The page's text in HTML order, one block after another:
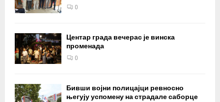
0
Центар града вечерас је винска
променада
0
Бивши војни полицајци ревносно
његују успомену на страдале саборце